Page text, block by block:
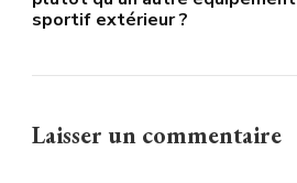
sportif extérieur ?
Laisser un commentaire